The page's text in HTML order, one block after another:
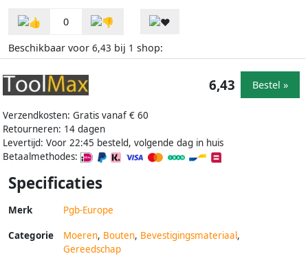
0
Beschikbaar voor 6,43 bij 1 shop:
Verzendkosten: Gratis vanaf € 60
Retourneren: 14 dagen
Levertijd: Voor 22:45 besteld, volgende dag in huis
Betaalmethodes:
6,43 Bestel »
Specificaties
Merk Pgb-Europe
Categorie Moeren, Bouten, Bevestigingsmateriaal,
Gereedschap